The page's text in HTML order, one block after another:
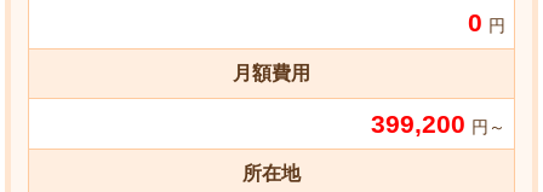
0 円
月額費用
399,200 円～
所在地